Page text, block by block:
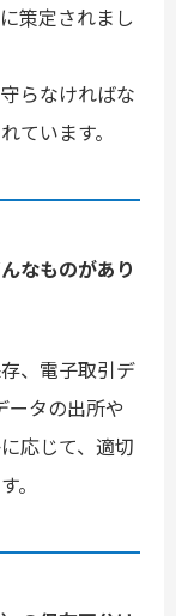
策定されまし
らなければな
ています。
なものがあり
、電子取引デ
ータの出所や
応じて、適切
。